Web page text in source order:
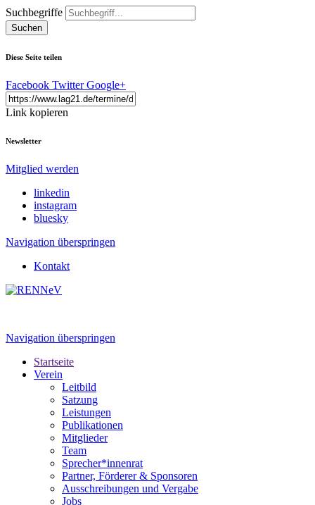
Suchbegriffe
Suchen
Diese Seite teilen
Facebook Twitter Google+
Link kopieren
Newsletter
Mitglied werden
linkedin
instagram
bluesky
Navigation überspringen
Kontakt
Navigation überspringen
Startseite
Verein
Leitbild
Satzung
Leistungen
Publikationen
Mitglieder
Team
Sprecher*innenrat
Partner, Förderer & Sponsoren
Ausschreibungen und Vergabe
Jobs